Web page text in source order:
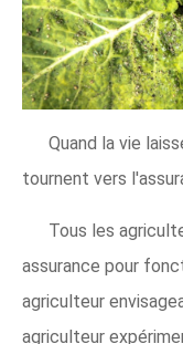
Quand la vie
tournent vers
Tous les
assurance pour
agriculteur
agriculteur